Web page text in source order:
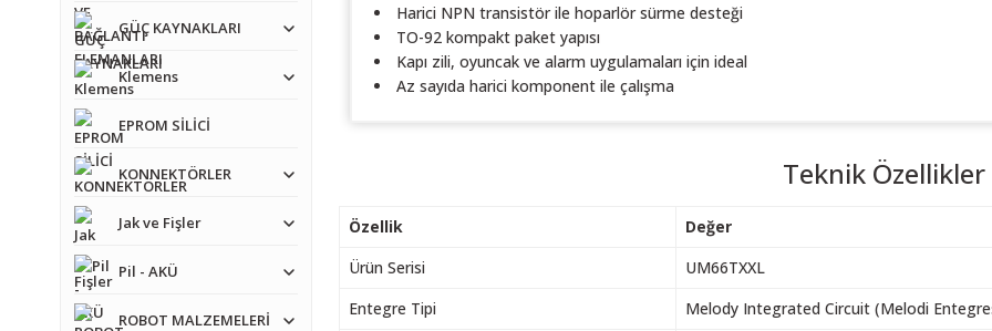
GÜÇ KAYNAKLARI
Klemens
EPROM SİLİCİ
KONNEKTÖRLER
Jak ve Fişler
Pil - AKÜ
ROBOT MALZEMELERİ
Harici NPN transistör ile hoparlör sürme desteği
TO-92 kompakt paket yapısı
Kapı zili, oyuncak ve alarm uygulamaları için ideal
Az sayıda harici komponent ile çalışma
Teknik Özellikler
Özellik
Değer
Ürün Serisi
UM66TXXL
Entegre Tipi
Melody Integrated Circuit (Melodi